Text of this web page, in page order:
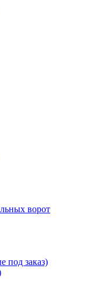
ворот
под заказ)